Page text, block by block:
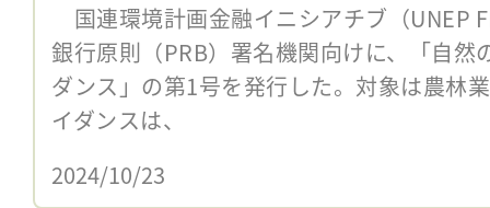
国連環境計画金融イニシアチブ（UNEP
銀行原則（PRB）署名機関向けに、「自然
ダンス」の第1号を発行した。対象は農
イダンスは、
2024/10/23